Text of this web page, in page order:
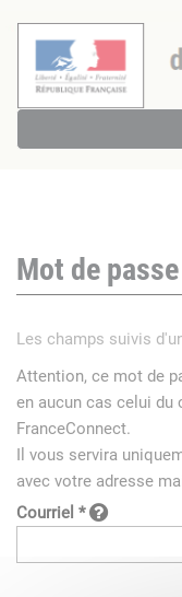
Mot de
Les champs suivis
Attention, ce mot de
en aucun cas celui du
FranceConnect.
Il vous servira
avec votre adresse
Courriel *